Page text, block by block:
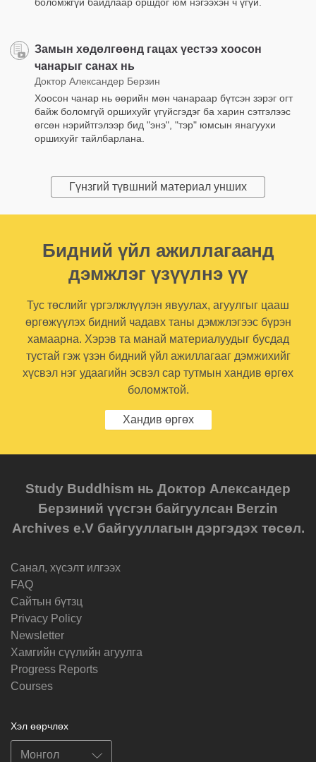
Замын хөдөлгөөнд гацах үестээ хоосон
чанарыг санах нь
Доктор Александер Берзин
Хоосон чанар нь өөрийн мөн чанараар бүтсэн зэрэг огт
байж боломгүй оршихуйг үгүйсгэдэг ба харин сэтгэлээс
өгсөн нэрийтгэлээр бид "энэ", "тэр" юмсын янагуухи
оршихуйг тайлбарлана.
Гүнзгий түвшний материал унших
Бидний үйл ажиллагаанд
дэмжлэг үзүүлнэ үү
Тус төслийг үргэлжлүүлэн явуулах, агуулгыг цааш
өргөжүүлэх бидний чадавх таны дэмжлэгээс бүрэн
хамаарна. Хэрэв та манай материалуудыг бусдад
тустай гэж үзэн бидний үйл ажиллагааг дэмжихийг
хүсвэл нэг удаагийн эсвэл сар тутмын хандив өргөх
боломжтой.
Хандив өргөх
Study Buddhism нь Доктор Александер
Берзиний үүсгэн байгуулсан Berzin
Archives e.V байгууллагын дэргэдэх төсөл.
Санал, хүсэлт илгээх
FAQ
Cайтын бүтзц
Privacy Policy
Newsletter
Хамгийн сүүлийн агуулга
Progress Reports
Courses
Хэл өөрчлөх